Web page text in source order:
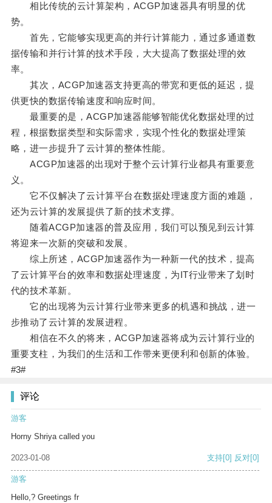
相比传统的云计算架构，ACGP加速器具有明显的优
势。
首先，它能够实现更高的并行计算能力，通过多通道数
据传输和并行计算的技术手段，大大提高了数据处理的效
率。
其次，ACGP加速器支持更高的带宽和更低的延迟，提
供更快的数据传输速度和响应时间。
最重要的是，ACGP加速器能够智能优化数据处理的过
程，根据数据类型和实际需求，实现个性化的数据处理策
略，进一步提升了云计算的整体性能。
ACGP加速器的出现对于整个云计算行业都具有重要意
义。
它不仅解决了云计算平台在数据处理速度方面的难题，
还为云计算的发展提供了新的技术支撑。
随着ACGP加速器的普及应用，我们可以预见到云计算
将迎来一次新的突破和发展。
综上所述，ACGP加速器作为一种新一代的技术，提高
了云计算平台的效率和数据处理速度，为IT行业带来了划时
代的技术革新。
它的出现将为云计算行业带来更多的机遇和挑战，进一
步推动了云计算的发展进程。
相信在不久的将来，ACGP加速器将成为云计算行业的
重要支柱，为我们的生活和工作带来更便利和创新的体验。
#3#
评论
游客
Horny Shriya called you
2023-01-08 支持[0] 反对[0]
游客
Hello,? Greetings fr